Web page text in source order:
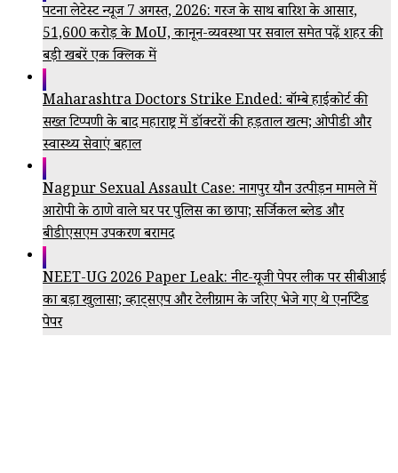
पटना लेटेस्ट न्यूज 7 अगस्त, 2026: गरज के साथ बारिश के आसार,
51,600 करोड़ के MoU, कानून-व्यवस्था पर सवाल समेत पढ़ें शहर की
बड़ी खबरें एक क्लिक में
Maharashtra Doctors Strike Ended: बॉम्बे हाईकोर्ट की
सख्त टिप्पणी के बाद महाराष्ट्र में डॉक्टरों की हड़ताल खत्म; ओपीडी और
स्वास्थ्य सेवाएं बहाल
Nagpur Sexual Assault Case: नागपुर यौन उत्पीड़न मामले में
आरोपी के ठाणे वाले घर पर पुलिस का छापा; सर्जिकल ब्लेड और
बीडीएसएम उपकरण बरामद
NEET-UG 2026 Paper Leak: नीट-यूजी पेपर लीक पर सीबीआई
का बड़ा खुलासा; व्हाट्सएप और टेलीग्राम के जरिए भेजे गए थे एनक्रिप्टेड
पेपर